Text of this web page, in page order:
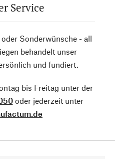
Service
Sonderwünsche - all
behandelt unser
und fundiert.
bis Freitag unter der
oder jederzeit unter